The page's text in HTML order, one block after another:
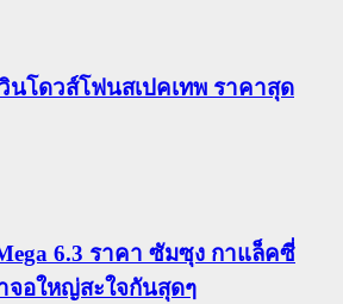
นโดวส์โฟนสเปคเทพ ราคาสุด
6.3 ราคา ซัมซุง กาแล็คซี่
จอใหญ่สะใจกันสุดๆ